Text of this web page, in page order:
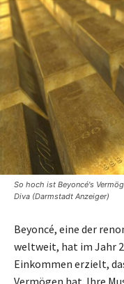
So hoch ist Beyoncé's
Diva (Darmstadt Anzeiger)
Beyoncé, eine der
weltweit, hat im Jahr
Einkommen erzielt,
Vermögen hat. Ihre